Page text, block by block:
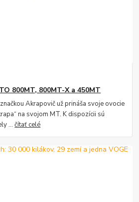
800MT, 800MT-X a 450MT
Akrapovič už prináša svoje ovocie
na svojom MT. K dispozícii sú
...čítať celé